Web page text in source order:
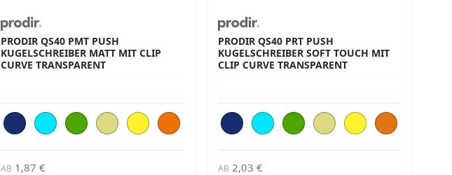
PRODIR QS40 PMT PUSH
KUGELSCHREIBER MATT MIT CLIP
CURVE TRANSPARENT
AB 1,87 €
PRODIR QS40 PRT PUSH
KUGELSCHREIBER SOFT TOUCH MIT
CLIP CURVE TRANSPARENT
AB 2,03 €